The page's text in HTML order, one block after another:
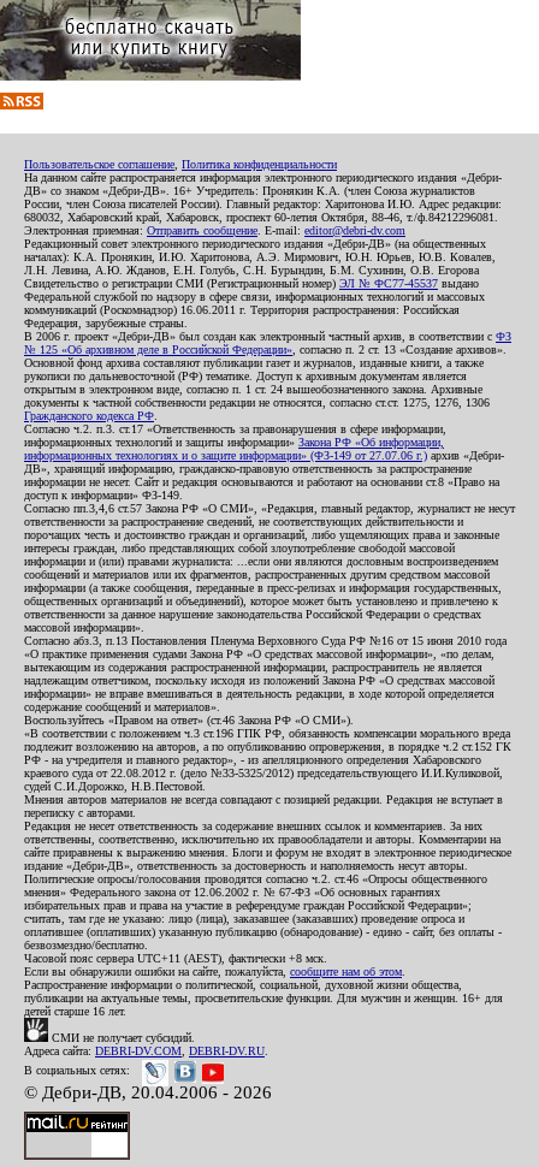
Пользовательское соглашение Политика конфиденциальности
На данном сайте распространяется информация электронного периодического издания «Дебри-
ДВ» со знаком «Дебри-ДВ». 16+ Учредитель: Пронякин К.А. (член Союза журналистов
России, член Союза писателей России). Главный редактор: Харитонова И.Ю. Адрес редакции:
680032, Хабаровский край, Хабаровск, проспект 60-летия Октября, 88-46, т./ф.84212296081.
Электронная приемная: Отправить сообщение . E-mail: editor@debri-dv.com
Редакционный совет электронного периодического издания «Дебри-ДВ» (на общественных
началах): К.А. Пронякин, И.Ю. Харитонова, А.Э. Мирмович, Ю.Н. Юрьев, Ю.В. Ковалев,
Л.Н. Левина, А.Ю. Жданов, Е.Н. Голубь, С.Н. Бурындин, Б.М. Сухинин, О.В. Егорова
Свидетельство о регистрации СМИ (Регистрационный номер) ЭЛ № ФС77-45537 выдано
Федеральной службой по надзору в сфере связи, информационных технологий и массовых
коммуникаций (Роскомнадзор) 16.06.2011 г. Территория распространения: Российская
Федерация, зарубежные страны.
В 2006 г. проект «Дебри-ДВ» был создан как электронный частный архив, в соответствии с ФЗ
№ 125 «Об архивном деле в Российской Федерации» , согласно п. 2 ст. 13 «Создание архивов».
Основной фонд архива составляют публикации газет и журналов, изданные книги, а также
рукописи по дальневосточной (РФ) тематике. Доступ к архивным документам является
открытым в электронном виде, согласно п. 1 ст. 24 вышеобозначенного закона. Архивные
документы к частной собственности редакции не относятся, согласно ст.ст. 1275, 1276, 1306
Гражданского кодекса РФ
Согласно ч.2. п.3. ст.17 «Ответственность за правонарушения в сфере информации,
информационных технологий и защиты информации» Закона РФ «Об информации,
информационных технологиях и о защите информации» (ФЗ-149 от 27.07.06 г.) архив «Дебри-
ДВ», хранящий информацию, гражданско-правовую ответственность за распространение
информации не несет. Сайт и редакция основываются и работают на основании ст.8 «Право на
доступ к информации» ФЗ-149.
Согласно пп.3,4,6 ст.57 Закона РФ «О СМИ», «Редакция, главный редактор, журналист не несут
ответственности за распространение сведений, не соответствующих действительности и
порочащих честь и достоинство граждан и организаций, либо ущемляющих права и законные
интересы граждан, либо представляющих собой злоупотребление свободой массовой
информации и (или) правами журналиста: ...если они являются дословным воспроизведением
сообщений и материалов или их фрагментов, распространенных другим средством массовой
информации (а также сообщения, переданные в пресс-релизах и информация государственных,
общественных организаций и объединений), которое может быть установлено и привлечено к
ответственности за данное нарушение законодательства Российской Федерации о средствах
массовой информации».
Согласно абз.3, п.13 Постановления Пленума Верховного Суда РФ №16 от 15 июня 2010 года
«О практике применения судами Закона РФ «О средствах массовой информации», «по делам,
вытекающим из содержания распространенной информации, распространитель не является
надлежащим ответчиком, поскольку исходя из положений Закона РФ «О средствах массовой
информации» не вправе вмешиваться в деятельность редакции, в ходе которой определяется
содержание сообщений и материалов».
Воспользуйтесь «Правом на ответ» (ст.46 Закона РФ «О СМИ»).
«В соответствии с положением ч.3 ст.196 ГПК РФ, обязанность компенсации морального вреда
подлежит возложению на авторов, а по опубликованию опровержения, в порядке ч.2 ст.152 ГК
РФ - на учредителя и главного редактор», - из апелляционного определения Хабаровского
краевого суда от 22.08.2012 г. (дело №33-5325/2012) председательствующего И.И.Куликовой,
судей С.И.Дорожко, Н.В.Пестовой.
Мнения авторов материалов не всегда совпадают с позицией редакции. Редакция не вступает в
переписку с авторами.
Редакция не несет ответственность за содержание внешних ссылок и комментариев. За них
ответственны, соответственно, исключительно их правообладатели и авторы. Комментарии на
сайте приравнены к выражению мнения. Блоги и форум не входят в электронное периодическое
издание «Дебри-ДВ», ответственность за достоверность и наполняемость несут авторы.
Политические опросы/голосования проводятся согласно ч.2. ст.46 «Опросы общественного
мнения» Федерального закона от 12.06.2002 г. № 67-ФЗ «Об основных гарантиях
избирательных прав и права на участие в референдуме граждан Российской Федерации»;
считать, там где не указано: лицо (лица), заказавшее (заказавших) проведение опроса и
оплатившее (оплативших) указанную публикацию (обнародование) - едино - сайт, без оплаты -
безвозмездно/бесплатно.
Часовой пояс сервера UTC+11 (AEST), фактически +8 мск.
Если вы обнаружили ошибки на сайте, пожалуйста, сообщите нам об этом
Распространение информации о политической, социальной, духовной жизни общества,
публикации на актуальные темы, просветительские функции. Для мужчин и женщин. 16+ для
детей старше 16 лет.
СМИ не получает субсидий.
Адреса сайта: DEBRI-DV.COM DEBRI-DV.RU
В социальных сетях:
© Дебри-ДВ, 20.04.2006 - 2026